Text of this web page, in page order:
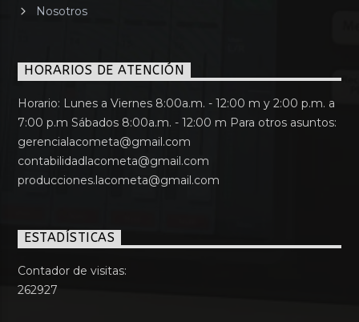
Nosotros
HORARIOS DE ATENCIÓN
Horario: Lunes a Viernes 8:00a.m. - 12:00 m y 2:00 p.m. a
7:00 p.m Sábados 8:00a.m. - 12:00 m Para otros asuntos:
gerencialacometa@gmail.com
contabilidadlacometa@gmail.com
producciones.lacometa@gmail.com
ESTADÍSTICAS
Contador de visitas:
262927